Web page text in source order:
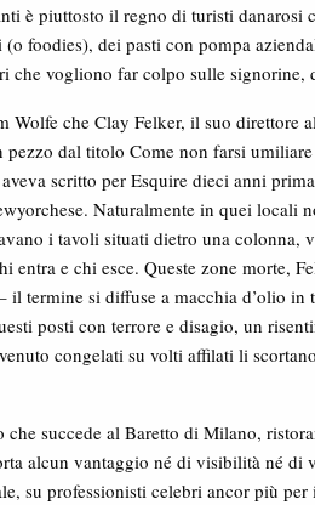
è piuttosto il regno di turisti
(o foodies), dei pasti con pompa
che vogliono far colpo sulle
Wolfe che Clay Felker, il suo direttore
pezzo dal titolo Come non farsi
aveva scritto per Esquire dieci anni
Naturalmente in quei locali
i tavoli situati dietro una colonna,
entra e chi esce. Queste zone morte,
il termine si diffuse a macchia d’olio
posti con terrore e disagio, un
congelati su volti affilati li
che succede al Baretto di Milano,
alcun vantaggio né di visibilità né di
su professionisti celebri ancor più